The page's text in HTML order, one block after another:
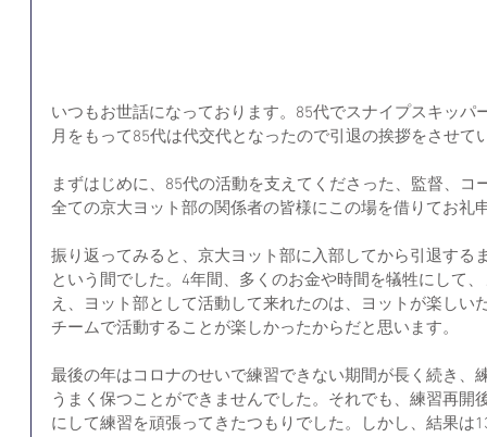
いつもお世話になっております。85代でスナイプスキッパ
月をもって85代は代交代となったので引退の挨拶をさせて
まずはじめに、85代の活動を支えてくださった、監督、コ
全ての京大ヨット部の関係者の皆様にこの場を借りてお礼
振り返ってみると、京大ヨット部に入部してから引退する
という間でした。4年間、多くのお金や時間を犠牲にして
え、ヨット部として活動して来れたのは、ヨットが楽しい
チームで活動することが楽しかったからだと思います。
最後の年はコロナのせいで練習できない期間が長く続き、
うまく保つことができませんでした。それでも、練習再開
にして練習を頑張ってきたつもりでした。しかし、結果は